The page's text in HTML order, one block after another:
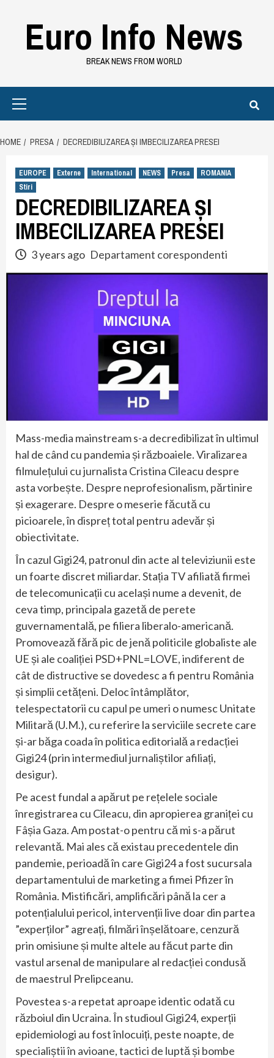
contentEuro Info News
BREAK NEWS FROM WORLD
HOME PRESA DECREDIBILIZAREA ȘI IMBECILIZAREA PRESEI
EUROPE Externe International NEWS Presa
ROMANIA
Stiri
DECREDIBILIZAREA ȘI
IMBECILIZAREA PRESEI
3 years ago Departament corespondenti
Mass-media mainstream s-a decredibilizat în ultimul
hal de când cu pandemia și războaiele. Viralizarea
filmulețului cu jurnalista Cristina Cileacu despre
asta vorbește. Despre neprofesionalism, părtinire
și exagerare. Despre o meserie făcută cu
picioarele, în dispreț total pentru adevăr și
obiectivitate.
În cazul Gigi24, patronul din acte al televiziunii este
un foarte discret miliardar. Stația TV afiliată firmei
de telecomunicații cu același nume a devenit, de
ceva timp, principala gazetă de perete
guvernamentală, pe filiera liberalo-americană.
Promovează fără pic de jenă politicile globaliste ale
UE și ale coaliției PSD+PNL=LOVE, indiferent de
cât de distructive se dovedesc a fi pentru România
și simplii cetățeni. Deloc întâmplător,
telespectatorii cu capul pe umeri o numesc Unitate
Militară (U.M.), cu referire la serviciile secrete care
și-ar băga coada în politica editorială a redacției
Gigi24 (prin intermediul jurnaliștilor afiliați,
desigur).
Pe acest fundal a apărut pe rețelele sociale
înregistrarea cu Cileacu, din apropierea graniței cu
Fâșia Gaza. Am postat-o pentru că mi s-a părut
relevantă. Mai ales că existau precedentele din
pandemie, perioadă în care Gigi24 a fost sucursala
departamentului de marketing a fimei Pfizer în
România. Mistificări, amplificări până la cer a
potențialului pericol, intervenții live doar din partea
”experților” agreați, filmări înșelătoare, cenzură
prin omisiune și multe altele au făcut parte din
vastul arsenal de manipulare al redacției condusă
de maestrul Prelipceanu.
Povestea s-a repetat aproape identic odată cu
războiul din Ucraina. În studioul Gigi24, experții
epidemiologi au fost înlocuiți, peste noapte, de
specialiștii în avioane, tactici de luptă și bombe